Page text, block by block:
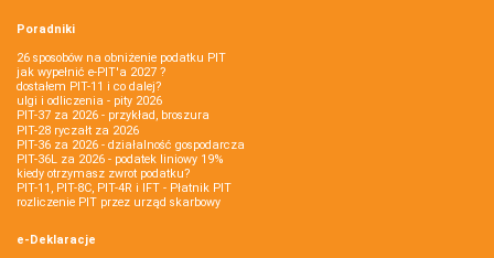
Poradniki
26 sposobów na obniżenie podatku PIT
jak wypełnić e-PIT'a 2027 ?
dostałem PIT-11 i co dalej?
ulgi i odliczenia - pity 2026
PIT-37 za 2026 - przykład, broszura
PIT-28 ryczałt za 2026
PIT-36 za 2026 - działalność gospodarcza
PIT-36L za 2026 - podatek liniowy 19%
kiedy otrzymasz zwrot podatku?
PIT-11, PIT-8C, PIT-4R i IFT - Płatnik PIT
rozliczenie PIT przez urząd skarbowy
e-Deklaracje